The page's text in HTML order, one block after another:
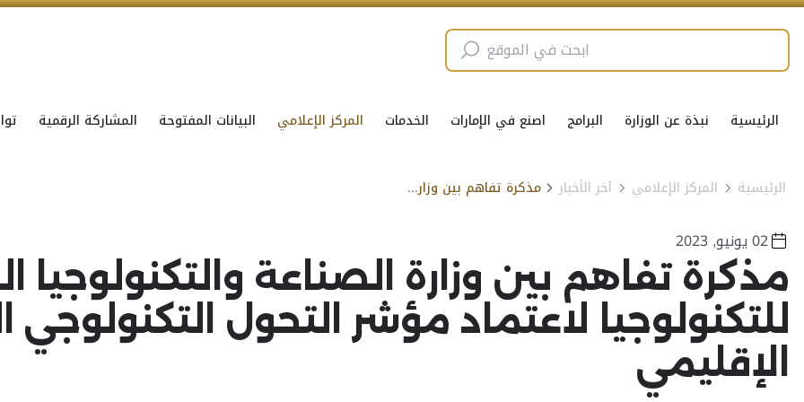
الرئيسية نبذة عن الوزارة البرامج اصنع في الإمارات الخدمات المركز الإعلامي البيانات المفتوحة المشاركة الرقمية
الرئيسية المركز الإعلامي آخر الأخبار مذكرة تفاهم بين وزارة الصناعة والتكنولوجيا المتقدمة ومركز MEXT للتكنولوجيا لاعتماد مؤشر التحول التكنولوجي الصناعي على المستوى الإقليمي
02 يونيو, 2023
للتكنولوجيا لاعتماد مؤشر التحول
الإقليمي